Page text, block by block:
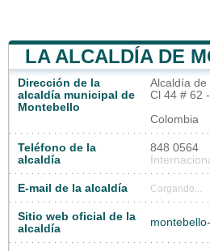
LA ALCALDÍA DE
Dirección de la
alcaldía municipal de
Montebello
Alcaldía de
Cl 44 # 62
Colombia
Teléfono de la
alcaldía
848 0564
E-mail de la alcaldía Cargando...
Sitio web oficial de la
alcaldía